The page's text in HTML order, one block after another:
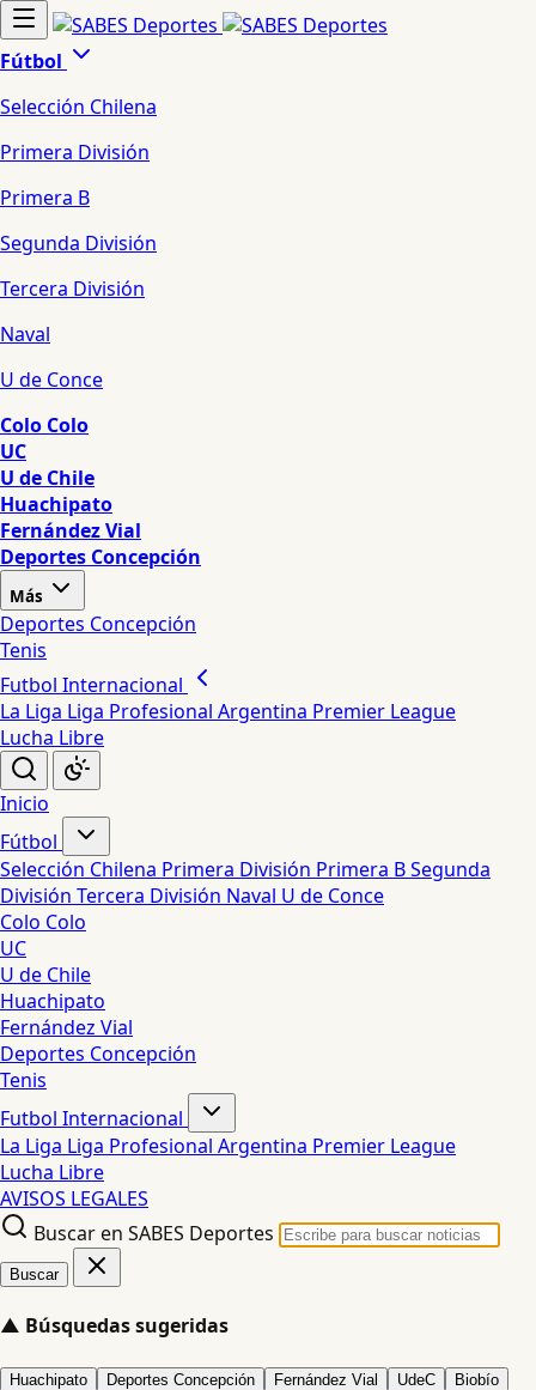
Fútbol
Selección Chilena
Primera División
Primera B
Segunda División
Tercera División
Naval
U de Conce
Colo Colo
UC
U de Chile
Huachipato
Fernández Vial
Deportes Concepción
Más
Deportes Concepción
Tenis
Futbol Internacional
La Liga Liga Profesional Argentina Premier League
Lucha Libre
Inicio
Fútbol
Selección Chilena Primera División Primera BSegunda
División Tercera División Naval U de Conce
Colo Colo
UC
U de Chile
Huachipato
Fernández Vial
Deportes Concepción
Tenis
Futbol Internacional
La Liga Liga Profesional Argentina Premier League
Lucha Libre
AVISOS LEGALES
Buscar en SABES Deportes
Buscar
▲ Búsquedas sugeridas
Huachipato Deportes Concepción Fernández Vial UdeC Biobío